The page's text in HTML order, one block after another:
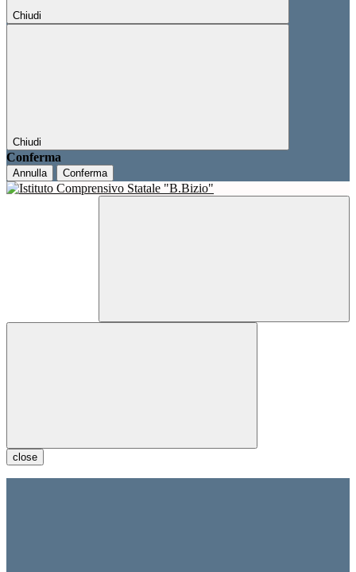
Chiudi
Chiudi
Conferma
Annulla Conferma
close